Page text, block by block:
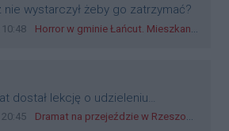
wystarczył żeby go zatrzymać?
komentarza:
Źródło komentarza:
Horror w gminie Łańcut. Mieszkaniec Rzeszowa terroryzował rodzinę nożem i zaatakował policjantów! [VIDEO]
dostał lekcję o udzieleniu
komentarza:
Źródło komentarza:
Dramat na przejeździe w Rzeszowie. 16-latek na hulajnodze wjechał wprost pod szynobus